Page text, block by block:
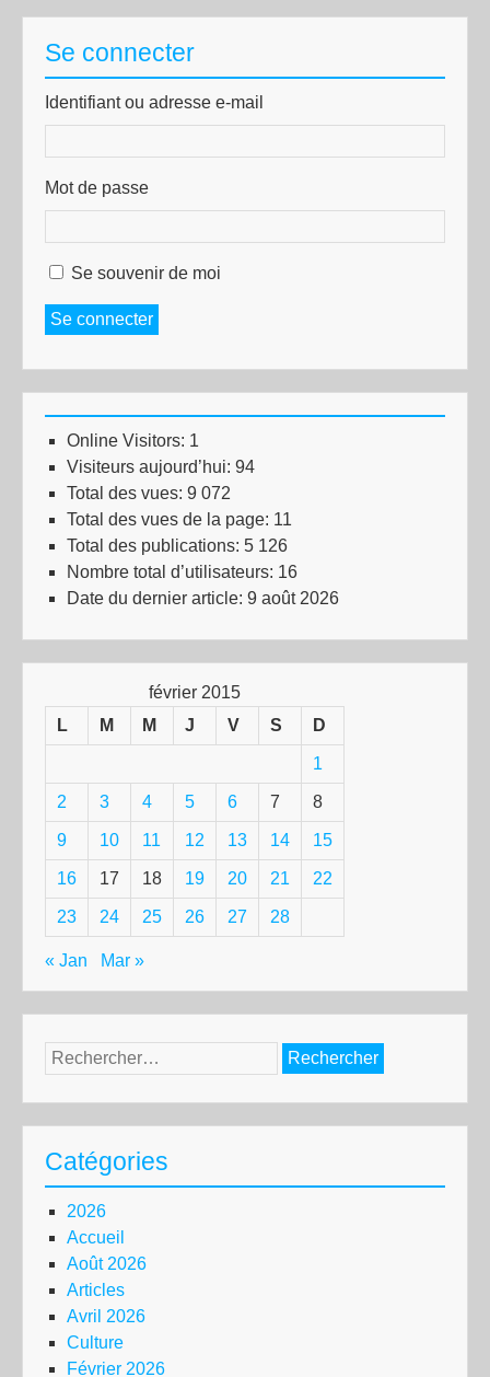
Se connecter
Identifiant ou adresse e-mail
Mot de passe
Se souvenir de moi
Se connecter
Online Visitors: 1
Visiteurs aujourd’hui: 94
Total des vues: 9 072
Total des vues de la page: 11
Total des publications: 5 126
Nombre total d’utilisateurs: 16
Date du dernier article: 9 août 2026
février 2015
L
M M J V S D
1
2 3 4 5 6 7 8
9 10 11 12 13 14 15
16 17 18 19 20 21 22
23 24 25 26 27 28
« Jan Mar »
Rechercher :
Catégories
2026
Accueil
Août 2026
Articles
Avril 2026
Culture
Février 2026